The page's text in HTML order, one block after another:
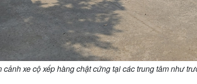
cảnh xe cộ xếp hàng chật cứng tại các trung tâm như